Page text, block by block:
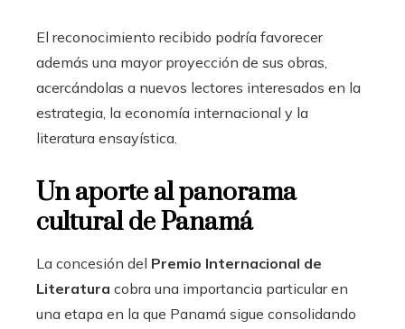
El reconocimiento recibido podría favorecer
además una mayor proyección de sus obras,
acercándolas a nuevos lectores interesados en la
estrategia, la economía internacional y la
literatura ensayística.
Un aporte al panorama
cultural de Panamá
La concesión del Premio Internacional de
Literatura cobra una importancia particular en
una etapa en la que Panamá sigue consolidando